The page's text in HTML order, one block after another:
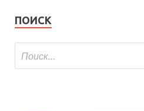
ПОИСК